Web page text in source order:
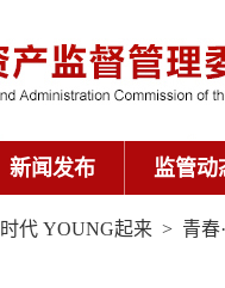
新闻发布 监管动
代 YOUNG起来 > 青春